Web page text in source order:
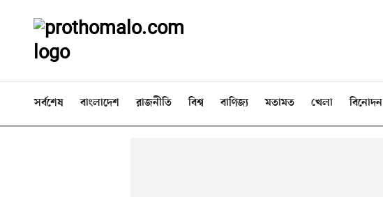
সর্বশেষ বাংলাদেশ রাজনীতি বিশ্ব বাণিজ্য মতামত খেলা বিনোদন